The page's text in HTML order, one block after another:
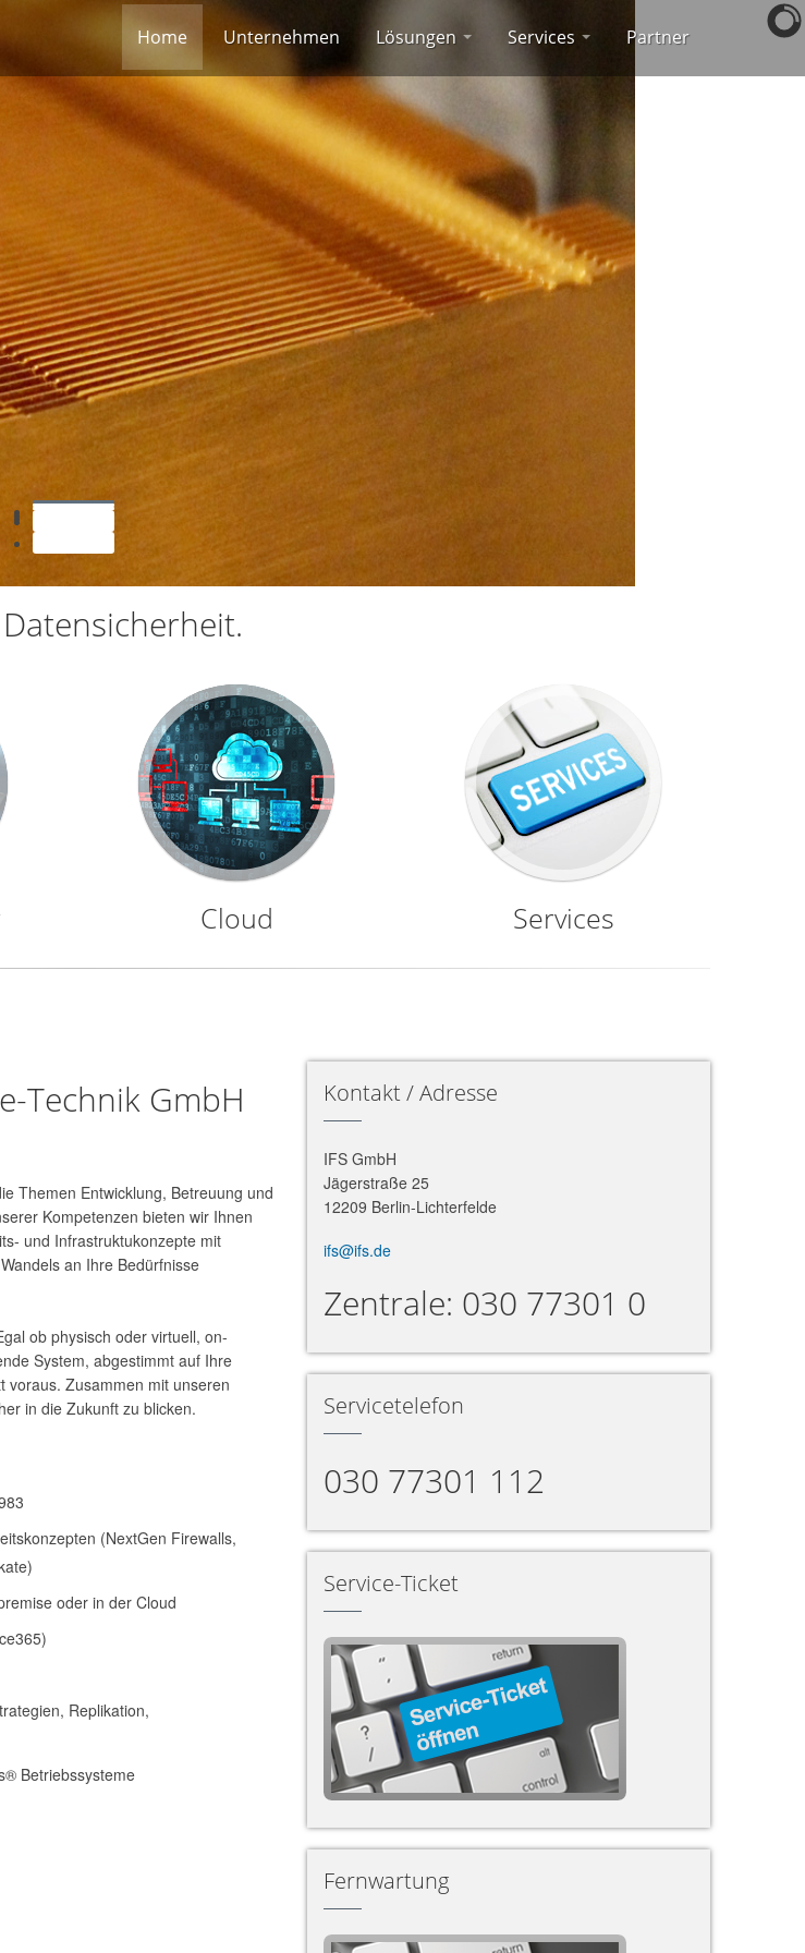
Home Unternehmen Lösungen Services Partner
Cloud Services
Technik GmbH
Themen Entwicklung, Betreuung und
Kompetenzen bieten wir Ihnen
und Infrastruktukonzepte mit
an Ihre Bedürfnisse
ob physisch oder virtuell, on-
System, abgestimmt auf Ihre
Zusammen mit unseren
in die Zukunft zu blicken.
(NextGen Firewalls,
oder in der Cloud
Replikation,
Betriebssysteme
Kontakt / Adresse
IFS GmbH
Jägerstraße 25
12209 Berlin-Lichterfelde
ifs@ifs.de
Zentrale: 030 77301 0
Servicetelefon
030 77301 112
Service-Ticket
Fernwartung